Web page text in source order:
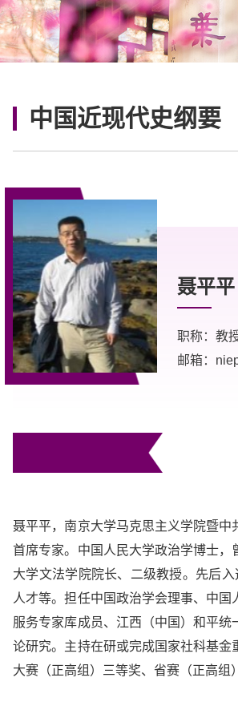
中国近现代史纲要
聂平平
职称：教
邮箱：
聂平平，南京大学马克思主义学院暨中
首席专家。中国人民大学政治学博士
大学文法学院院长、二级教授。先后
人才等。担任中国政治学会理事、中
服务专家库成员、江西（中国）和平
论研究。主持在研或完成国家社科基
大赛（正高组）三等奖、省赛（正高组